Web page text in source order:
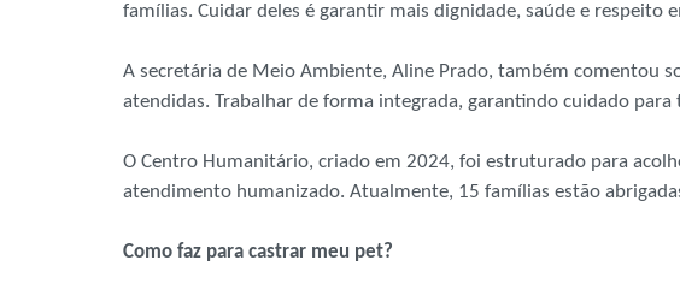
famílias. Cuidar deles é garantir mais dignidade, saúde e respeito
A secretária de Meio Ambiente, Aline Prado, também comentou
atendidas. Trabalhar de forma integrada, garantindo cuidado
O Centro Humanitário, criado em 2024, foi estruturado para
atendimento humanizado. Atualmente, 15 famílias estão
Como faz para castrar meu pet?